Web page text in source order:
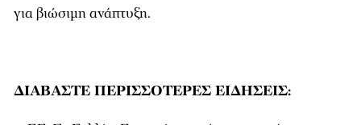
για βιώσιμη ανάπτυξη.
ΔΙΑΒΑΣΤΕ ΠΕΡΙΣΣΟΤΕΡΕΣ ΕΙΔΗΣΕΙΣ: